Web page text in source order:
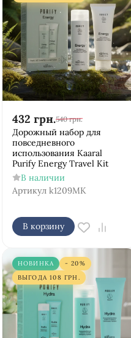
432 грн.540 грн.
Дорожный набор для
повседневного
использования Kaaral
Purify Energy Travel Kit
В наличии
Артикул k1209MK
В корзину
НОВИНКА
- 20%
ВЫГОДА108 ГРН.